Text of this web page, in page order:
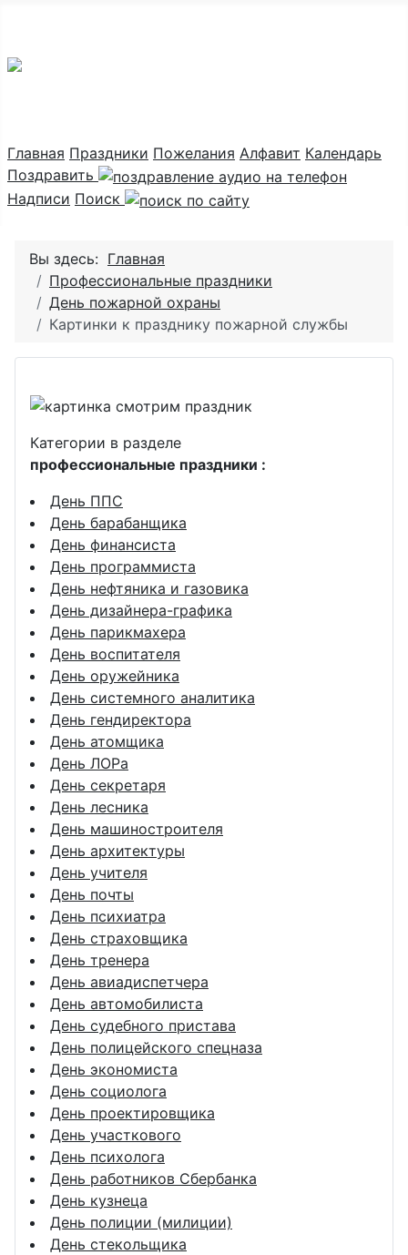
Главная Праздники Пожелания Алфавит Календарь
Поздравить
Надписи Поиск
Вы здесь: Главная
Профессиональные праздники
День пожарной охраны
Картинки к празднику пожарной службы
Категории в разделе
профессиональные праздники :
День ППС
День барабанщика
День финансиста
День программиста
День нефтяника и газовика
День дизайнера-графика
День парикмахера
День воспитателя
День оружейника
День системного аналитика
День гендиректора
День атомщика
День ЛОРа
День секретаря
День лесника
День машиностроителя
День архитектуры
День учителя
День почты
День психиатра
День страховщика
День тренера
День авиадиспетчера
День автомобилиста
День судебного пристава
День полицейского спецназа
День экономиста
День социолога
День проектировщика
День участкового
День психолога
День работников Сбербанка
День кузнеца
День полиции (милиции)
День стекольщика